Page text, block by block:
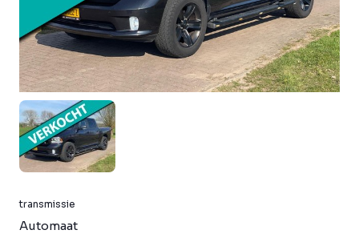
transmissie
Automaat